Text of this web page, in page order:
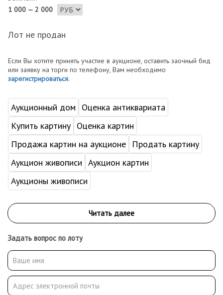
1 000 — 2 000
Лот не продан
Если Вы хотите принять участие в аукционе, оставить заочный бид
или заявку на торги по телефону, Вам необходимо
зарегистрироваться.
Аукционный дом
Оценка антиквариата
Купить картину Оценка картин
Продажа картин на аукционе
Продать картину
Аукцион живописи Аукцион картин
Аукционы живописи
Задать вопрос по лоту